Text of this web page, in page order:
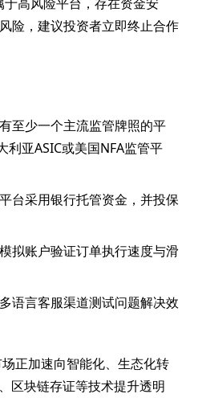
险，建议投资者立即终止合作
至少一个主流监管牌照的平
利亚ASIC或美国NFA监管平
平台采用银行托管资金，并投保
拟账户验证订单执行速度与滑
多语言客服渠道测试问题解决效
场正加速向智能化、生态化转
区块链存证等技术提升透明